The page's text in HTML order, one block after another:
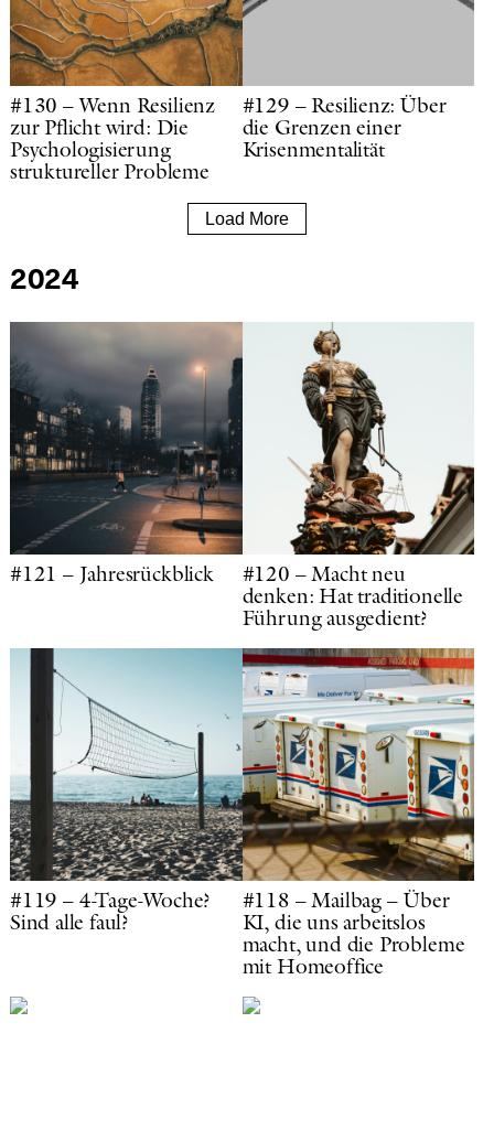
#130 – Wenn Resilienz
zur Pflicht wird: Die
Psychologisierung
struktureller Probleme
#129 – Resilienz: Über
die Grenzen einer
Krisenmentalität
Load More
2024
#121 – Jahresrückblick
#120 – Macht neu
denken: Hat traditionelle
Führung ausgedient?
#119 – 4-Tage-Woche?
Sind alle faul?
#118 – Mailbag – Über
KI, die uns arbeitslos
macht, und die Probleme
mit Homeoffice